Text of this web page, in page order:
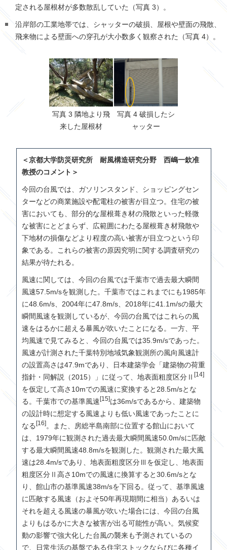
定される屋根材が多数散乱していた（写真 3）。
沿岸部の工業地帯では、シャッターの破損、屋根や壁面の飛散、
飛来物による壁面への穿孔が大小数多く観察された（写真 4）。
写真 3 隣地より飛
来した屋根材
写真 4 破損したシ
ャッター
＜京都大学防災研究所 耐風構造研究分野 西嶋一欽准
教授のコメント＞
今回の台風では、ガソリンスタンド、ショッピングセン
ターなどの商業施設や配電柱の被害が目立つ。住宅の被
害においても、部分的な屋根葺き材の飛散といった軽微
な被害にとどまらず、広範囲にわたる屋根葺き材飛散や
下地材の損傷などより程度の高い被害が目立つという印
象である。これらの被害の原因究明に関する調査研究の
結果が待たれる。
風速に関しては、今回の台風では千葉市で過去最大瞬間
風速57.5m/sを観測した。千葉市ではこれまでにも1985年
に48.6m/s、 2004年に47.8m/s、 2018年に41.1m/sの最大
瞬間風速を観測しているが、今回の台風ではこれらの風
速をはるかに超える暴風が吹いたことになる。一方、平
均風速で見てみると、今回の台風では35.9m/sであった。
風速が計測された千葉特別地域気象観測所の風向風速計
の設置高さは47.9mであり、日本建築学会「建築物の荷重
指針・同解説（2015）」に従って、地表面粗度区分Ⅱ [14]
を仮定して高さ 10mでの風速に変換すると 28.5m/sとな
る。千葉市での基準風速 [15]は36m/sであるから、建築物
の設計時に想定する風速よりも低い風速であったことに
なる [16]。また、房総半島南部に位置する館山において
は、 1979年に観測された過去最大瞬間風速50.0m/sに匹敵
する最大瞬間風速48.8m/sを観測した。観測された最大風
速は28.4m/sであり、地表面粗度区分Ⅲを仮定し、地表面
粗度区分Ⅱ高さ 10mでの風速に換算すると30.6m/sとな
り、館山市の基準風速38m/sを下回る。従って、基準風速
に匹敵する風速（およそ50年再現期間に相当）あるいは
それを超える風速の暴風が吹いた場合には、今回の台風
よりもはるかに大きな被害が出る可能性が高い。気候変
動の影響で強大化した台風の襲来も予測されているの
で、日常生活の基盤である住宅ストックならびに各種イ